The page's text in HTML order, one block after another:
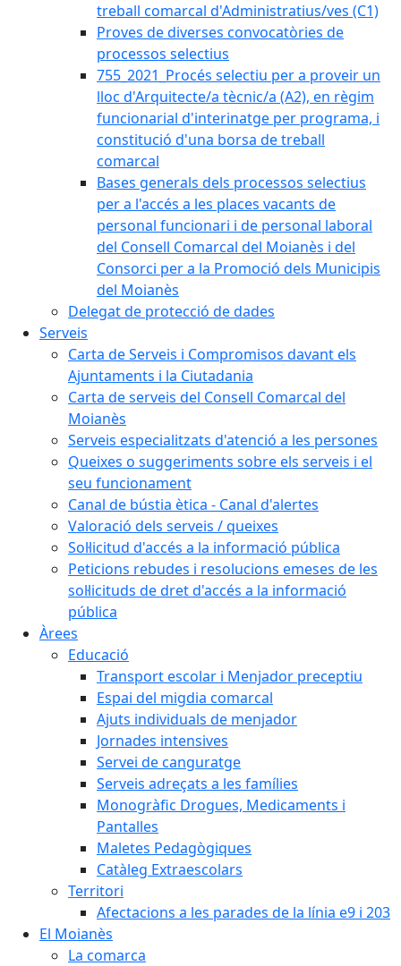
treball comarcal d'Administratius/ves (C1)
Proves de diverses convocatòries de
processos selectius
755_2021_Procés selectiu per a proveir un
lloc d'Arquitecte/a tècnic/a (A2), en règim
funcionarial d'interinatge per programa, i
constitució d'una borsa de treball
comarcal
Bases generals dels processos selectius
per a l'accés a les places vacants de
personal funcionari i de personal laboral
del Consell Comarcal del Moianès i del
Consorci per a la Promoció dels Municipis
del Moianès
Delegat de protecció de dades
Serveis
Carta de Serveis i Compromisos davant els
Ajuntaments i la Ciutadania
Carta de serveis del Consell Comarcal del
Moianès
Serveis especialitzats d'atenció a les persones
Queixes o suggeriments sobre els serveis i el
seu funcionament
Canal de bústia ètica - Canal d'alertes
Valoració dels serveis / queixes
Sol·licitud d'accés a la informació pública
Peticions rebudes i resolucions emeses de les
sol·licituds de dret d'accés a la informació
pública
Àrees
Educació
Transport escolar i Menjador preceptiu
Espai del migdia comarcal
Ajuts individuals de menjador
Jornades intensives
Servei de canguratge
Serveis adreçats a les famílies
Monogràfic Drogues, Medicaments i
Pantalles
Maletes Pedagògiques
Catàleg Extraescolars
Territori
Afectacions a les parades de la línia e9 i 203
El Moianès
La comarca